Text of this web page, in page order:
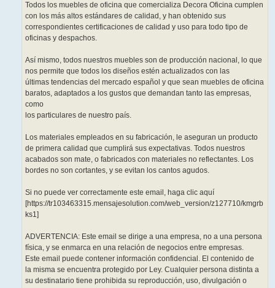
Todos los muebles de oficina que comercializa Decora Oficina cumplen
con los más altos estándares de calidad, y han obtenido sus
correspondientes certificaciones de calidad y uso para todo tipo de
oficinas y despachos.
Así mismo, todos nuestros muebles son de producción nacional, lo que
nos permite que todos los diseños estén actualizados con las
últimas tendencias del mercado español y que sean muebles de oficina
baratos, adaptados a los gustos que demandan tanto las empresas,
como
los particulares de nuestro país.
Los materiales empleados en su fabricación, le aseguran un producto
de primera calidad que cumplirá sus expectativas. Todos nuestros
acabados son mate, o fabricados con materiales no reflectantes. Los
bordes no son cortantes, y se evitan los cantos agudos.
Si no puede ver correctamente este email, haga clic aquí
[https://tr103463315.mensajesolution.com/web_version/z127710/kmgrb
ks1]
ADVERTENCIA: Este email se dirige a una empresa, no a una persona
física, y se enmarca en una relación de negocios entre empresas.
Este email puede contener información confidencial. El contenido de
la misma se encuentra protegido por Ley. Cualquier persona distinta a
su destinatario tiene prohibida su reproducción, uso, divulgación o